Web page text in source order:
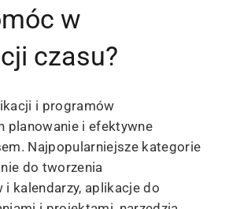
w
czasu?
i programów
planowanie i efektywne
Najpopularniejsze kategorie
do tworzenia
kalendarzy, aplikacje do